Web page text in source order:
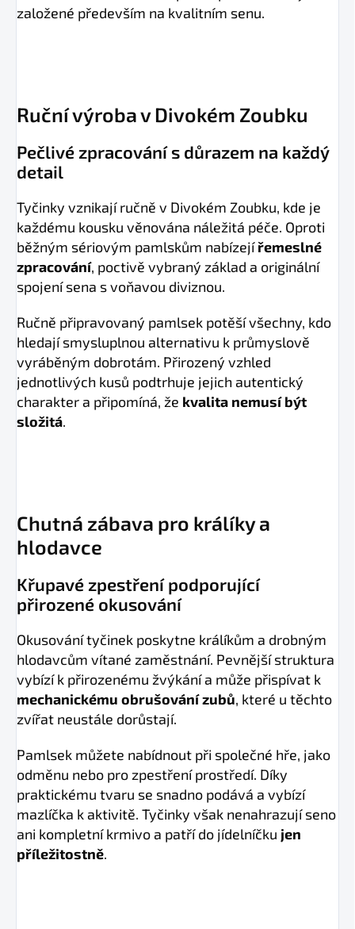
založené především na kvalitním senu.
Ruční výroba v Divokém Zoubku
Pečlivé zpracování s důrazem na každý
detail
Tyčinky vznikají ručně v Divokém Zoubku, kde je
každému kousku věnována náležitá péče. Oproti
běžným sériovým pamlskům nabízejířemeslné
zpracování, poctivě vybraný základ a originální
spojení sena s voňavou diviznou.
Ručně připravovaný pamlsek potěší všechny, kdo
hledají smysluplnou alternativu k průmyslově
vyráběným dobrotám. Přirozený vzhled
jednotlivých kusů podtrhuje jejich autentický
charakter a připomíná, že kvalita nemusí být
složitá.
Chutná zábava pro králíky a
hlodavce
Křupavé zpestření podporující
přirozené okusování
Okusování tyčinek poskytne králíkům a drobným
hlodavcům vítané zaměstnání. Pevnější struktura
vybízí k přirozenému žvýkání a může přispívat k
mechanickému obrušování zubů, které u těchto
zvířat neustále dorůstají.
Pamlsek můžete nabídnout při společné hře, jako
odměnu nebo pro zpestření prostředí. Díky
praktickému tvaru se snadno podává a vybízí
mazlíčka k aktivitě. Tyčinky však nenahrazují seno
ani kompletní krmivo a patří do jídelníčku jen
příležitostně.